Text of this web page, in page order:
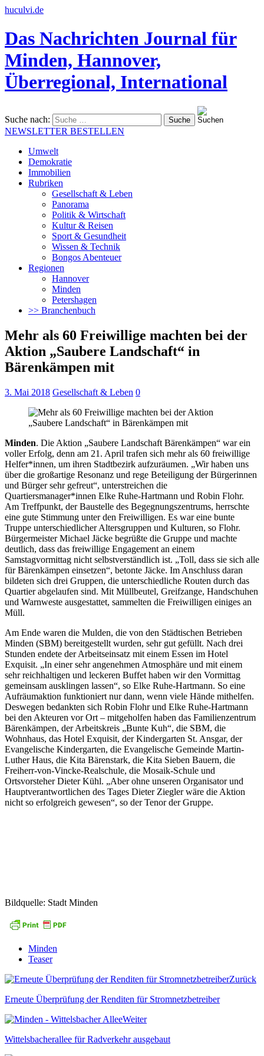
huculvi.de
Das Nachrichten Journal für
Minden, Hannover,
Überregional, International
Suche nach:
NEWSLETTER BESTELLEN
Umwelt
Demokratie
Immobilien
Rubriken
Gesellschaft & Leben
Panorama
Politik & Wirtschaft
Kultur & Reisen
Sport & Gesundheit
Wissen & Technik
Bongos Abenteuer
Regionen
Hannover
Minden
Petershagen
>> Branchenbuch
Mehr als 60 Freiwillige machten bei der
Aktion „Saubere Landschaft“ in
Bärenkämpen mit
3. Mai 2018 Gesellschaft & Leben 0
Minden. Die Aktion „Saubere Landschaft Bärenkämpen“ war ein
voller Erfolg, denn am 21. April trafen sich mehr als 60 freiwillige
Helfer*innen, um ihren Stadtbezirk aufzuräumen. „Wir haben uns
über die großartige Resonanz und rege Beteiligung der Bürgerinnen
und Bürger sehr gefreut“, unterstreichen die
Quartiersmanager*innen Elke Ruhe-Hartmann und Robin Flohr.
Am Treffpunkt, der Baustelle des Begegnungszentrums, herrschte
eine gute Stimmung unter den Freiwilligen. Es war eine bunte
Truppe unterschiedlicher Altersgruppen und Kulturen, so Flohr.
Bürgermeister Michael Jäcke begrüßte die Gruppe und machte
deutlich, dass das freiwillige Engagement an einem
Samstagvormittag nicht selbstverständlich ist. „Toll, dass sie sich alle
für Bärenkämpen einsetzen“, betonte Jäcke. Im Anschluss daran
bildeten sich drei Gruppen, die unterschiedliche Routen durch das
Quartier abgelaufen sind. Mit Müllbeutel, Greifzange, Handschuhen
und Warnweste ausgestattet, sammelten die Freiwilligen einiges an
Müll.
Am Ende waren die Mulden, die von den Städtischen Betrieben
Minden (SBM) bereitgestellt wurden, sehr gut gefüllt. Nach drei
Stunden endete der Arbeitseinsatz mit einem Essen im Hotel
Exquisit. „In einer sehr angenehmen Atmosphäre und mit einem
sehr reichhaltigen und leckeren Buffet haben wir den Vormittag
gemeinsam ausklingen lassen“, so Elke Ruhe-Hartmann. So eine
Aufräumaktion funktioniert nur dann, wenn viele Hände mithelfen.
Deswegen bedankten sich Robin Flohr und Elke Ruhe-Hartmann
bei den Akteuren vor Ort – mitgeholfen haben das Familienzentrum
Bärenkämpen, der Arbeitskreis „Bunte Kuh“, die SBM, die
Wohnhaus, das Hotel Exquisit, der Kindergarten St. Ansgar, der
Evangelische Kindergarten, die Evangelische Gemeinde Martin-
Luther Haus, die Kita Bärenstark, die Kita Sieben Bauern, die
Freiherr-von-Vincke-Realschule, die Mosaik-Schule und
Ortsvorsteher Dieter Kühl. „Aber ohne unseren Organisator und
Hauptverantwortlichen des Tages Dieter Ziegler wäre die Aktion
nicht so erfolgreich gewesen“, so der Tenor der Gruppe.
Bildquelle: Stadt Minden
Minden
Teaser
Zurück
Erneute Überprüfung der Renditen für Stromnetzbetreiber
Weiter
Wittelsbacherallee für Radverkehr ausgebaut